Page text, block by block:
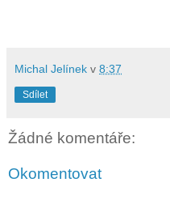
Michal Jelínek v 8:37
Sdílet
Žádné komentáře:
Okomentovat